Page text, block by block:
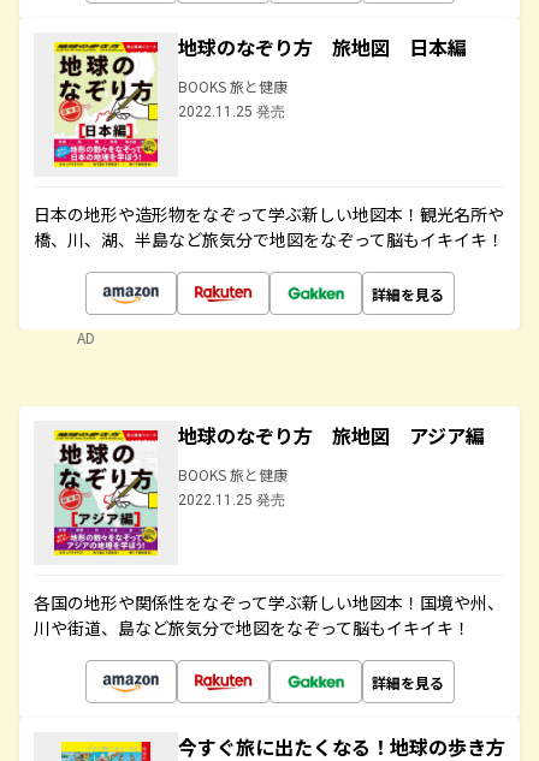
地球のなぞり方 旅地図 日本編
BOOKS 旅と健康
2022.11.25 発売
日本の地形や造形物をなぞって学ぶ新しい地図本！観光名所や
橋、川、湖、半島など旅気分で地図をなぞって脳もイキイキ！
詳細を見る
AD
地球のなぞり方 旅地図 アジア編
BOOKS 旅と健康
2022.11.25 発売
各国の地形や関係性をなぞって学ぶ新しい地図本！国境や州、
川や街道、島など旅気分で地図をなぞって脳もイキイキ！
詳細を見る
今すぐ旅に出たくなる！地球の歩き方